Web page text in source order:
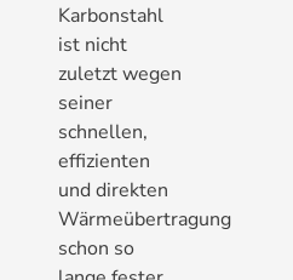
Karbonstahl
ist nicht
zuletzt wegen
seiner
schnellen,
effizienten
und direkten
Wärmeübertragung
schon so